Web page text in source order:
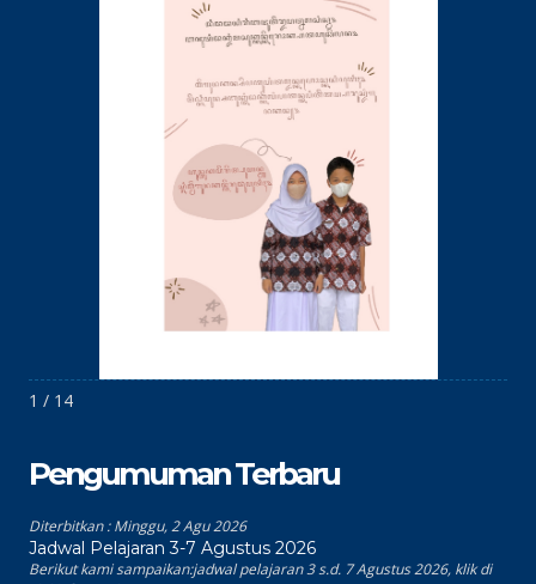
1 / 14
Pengumuman Terbaru
Diterbitkan :Minggu, 2 Agu 2026
Jadwal Pelajaran 3-7 Agustus 2026
Berikut kami sampaikan:jadwal pelajaran 3 s.d. 7 Agustus 2026, klik di